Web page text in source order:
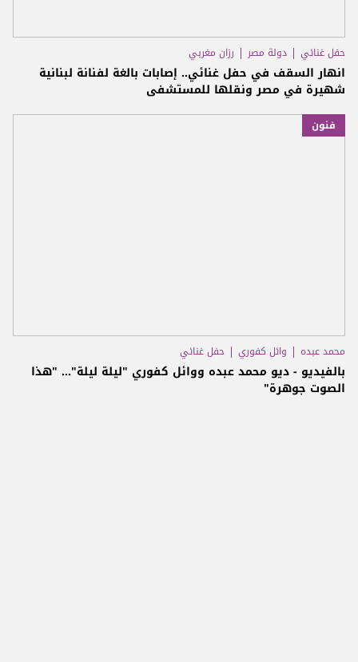
حفل غنائي دولة مصر رزان مغربي
انهار السقف في حفل غنائي.. إصابات بالغة لفنانة لبنانية
شهيرة في مصر ونقلها للمستشفى
فنون
محمد عبده وائل كفوري حفل غنائي
بالفيديو - ديو محمد عبده ووائل كفوري "ليلة ليلة"... "هذا
الصوت جوهرة"